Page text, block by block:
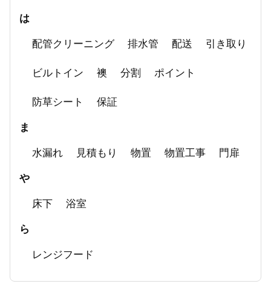
は
配管クリーニング 排水管 配送
引き取り
ビルトイン
襖 分割
ポイント
防草シート
保証
ま
水漏れ 見積もり 物置 物置工事 門扉
や
床下 浴室
ら
レンジフード